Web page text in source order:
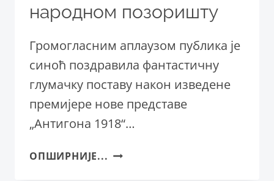
народном позоришту
Громогласним аплаузом публика је
синоћ поздравила фантастичну
глумачку поставу након изведене
премијере нове представе
„Антигона 1918“…
ОПШИРНИЈЕ... ОВАЦИЈЕ